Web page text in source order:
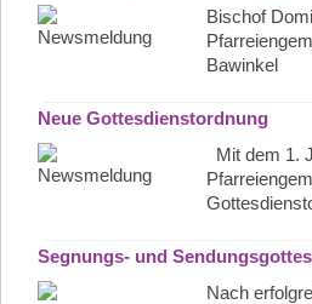
Bischof
Bawinkel
Neue Gottesdienstordnung
Mit dem 1.
Segnungs- und
Nach